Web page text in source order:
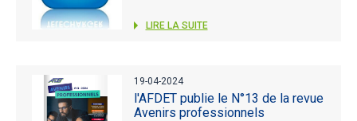
LIRE LA SUITE
19-04-2024
l'AFDET publie le N°13 de la revue
Avenirs professionnels